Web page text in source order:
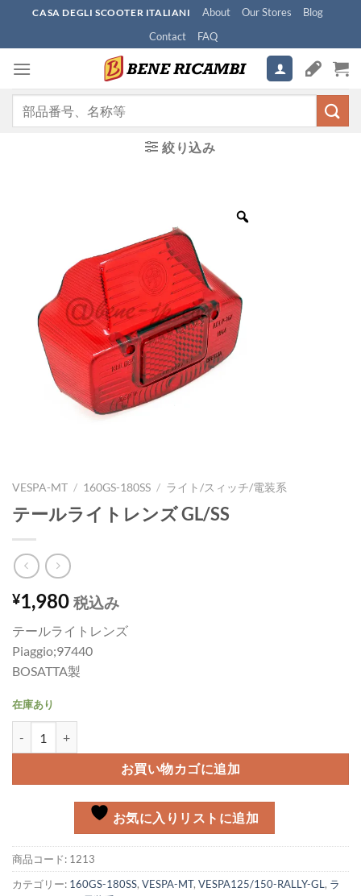
content
CASA DEGLI SCOOTER ITALIANI About Our Stores
Blog
Contact
FAQ
絞り込み
VESPA-MT / 160GS-180SS / ライト/スィッチ/電装系
テールライトレンズ GL/SS
¥1,980 税込み
テールライトレンズ
Piaggio;97440
BOSATTA製
在庫あり
お買い物カゴに追加
お気に入りリストに追加
商品コード: 1213
カテゴリー: 160GS-180SS, VESPA-MT, VESPA125/150-RALLY-GL, ラ